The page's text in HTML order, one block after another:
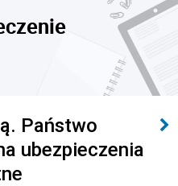
Państwo
ubezpieczenia